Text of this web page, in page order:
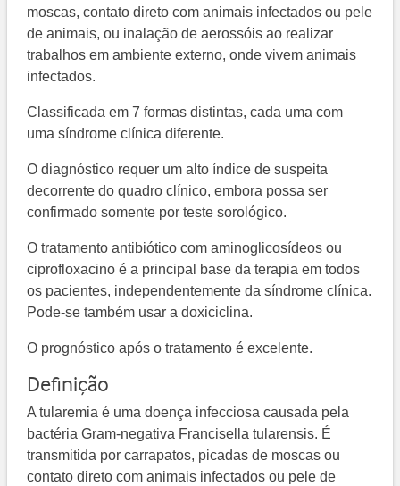
moscas, contato direto com animais infectados ou pele
de animais, ou inalação de aerossóis ao realizar
trabalhos em ambiente externo, onde vivem animais
infectados.
Classificada em 7 formas distintas, cada uma com
uma síndrome clínica diferente.
O diagnóstico requer um alto índice de suspeita
decorrente do quadro clínico, embora possa ser
confirmado somente por teste sorológico.
O tratamento antibiótico com aminoglicosídeos ou
ciprofloxacino é a principal base da terapia em todos
os pacientes, independentemente da síndrome clínica.
Pode-se também usar a doxiciclina.
O prognóstico após o tratamento é excelente.
Definição
A tularemia é uma doença infecciosa causada pela
bactéria Gram-negativa Francisella tularensis. É
transmitida por carrapatos, picadas de moscas ou
contato direto com animais infectados ou pele de